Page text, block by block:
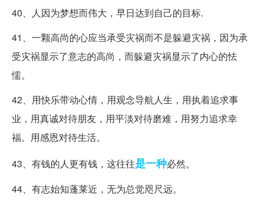
40、人因为梦想而伟大，早日达到自己的目标.
41、一颗高尚的心应当承受灾祸而不是躲避灾祸，因为承
受灾祸显示了意志的高尚，而躲避灾祸显示了内心的怯
懦。
42、用快乐带动心情，用观念导航人生，用执着追求事
业，用真诚对待朋友，用平淡对待磨难，用努力追求幸
福。用感恩对待生活。
43、有钱的人更有钱，这往往是一种必然。
44、有志始知蓬莱近，无为总觉咫尺远。